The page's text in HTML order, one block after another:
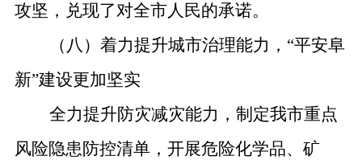
攻坚，兑现了对全市人民的承诺。
（八）着力提升城市治理能力， “平安阜
新”建设更加坚实
全力提升防灾减灾能力，制定我市重点
风险隐患防控清单，开展危险化学品、矿